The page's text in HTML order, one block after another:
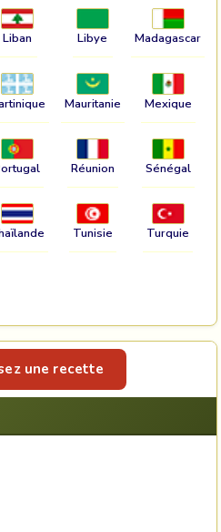
Liban Libye Madagascar
Mauritanie Mexique
Réunion Sénégal
Tunisie Turquie
une recette